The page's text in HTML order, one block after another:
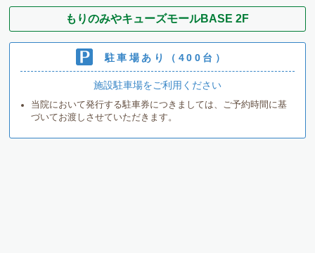
もりのみやキューズモールBASE 2F
駐車場あり（400台）
施設駐車場をご利用ください
当院において発行する駐車券につきましては、ご予約時間に基
づいてお渡しさせていただきます。